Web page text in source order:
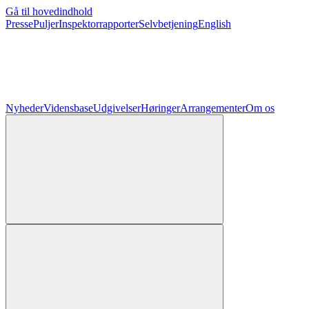
Gå til hovedindhold
PressePuljerInspektorrapporterSelvbetjeningEnglish
NyhederVidensbaseUdgivelserHøringerArrangementerOm os